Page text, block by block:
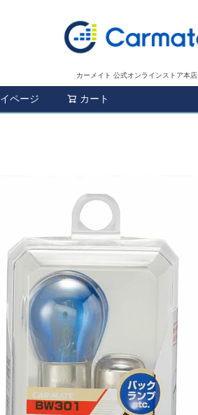
カーメイト 公式オンラインストア本店
ページ カート